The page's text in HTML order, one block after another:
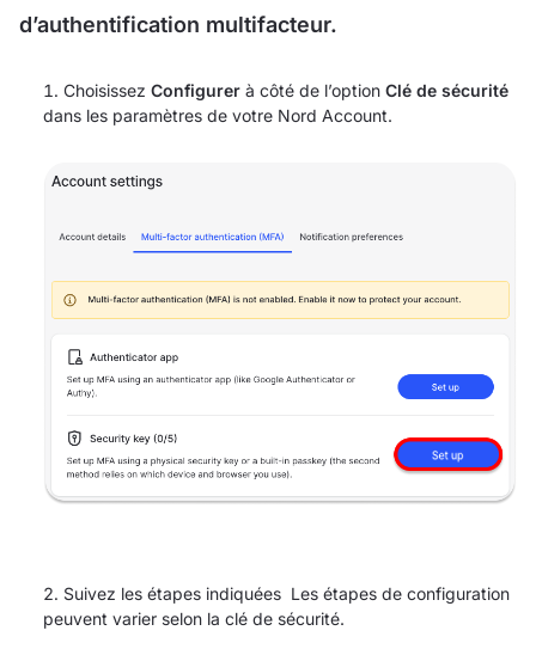
d’authentification multifacteur.
Choisissez Configurer à côté de l’option Clé de sécurité
dans les paramètres de votre Nord Account.
Suivez les étapes indiquées Les étapes de configuration
peuvent varier selon la clé de sécurité.